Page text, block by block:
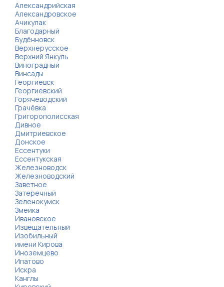
Александрийская
Александровское
Ачикулак
Благодарный
Будённовск
Верхнерусское
Верхний Янкуль
Виноградный
Винсады
Георгиевск
Георгиевский
Горячеводский
Грачёвка
Григорополисская
Дивное
Дмитриевское
Донское
Ессентуки
Ессентукская
Железноводск
Железноводский
Заветное
Затеречный
Зеленокумск
Змейка
Ивановское
Извещательный
Изобильный
имени Кирова
Иноземцево
Ипатово
Искра
Канглы